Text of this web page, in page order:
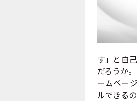
す」と自
だろうか
ームペー
ルできるの